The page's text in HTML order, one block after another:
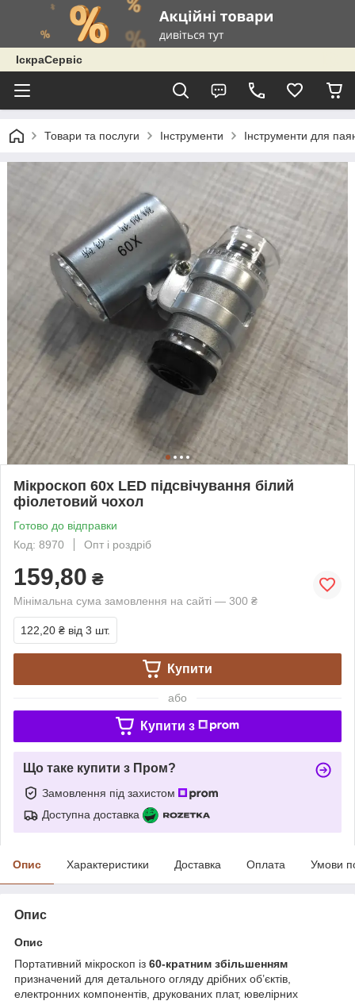
ІскраСервіс
Товари та послуги Інструменти Інструменти для
Мікроскоп 60х LED підсвічування білий
фіолетовий чохол
Готово до відправки
Код: 8970
Опт і роздріб
159,80 ₴
Мінімальна сума замовлення на сайті — 300 ₴
122,20 ₴ від 3 шт.
Купити
або
Купити з
Що таке купити з Пром?
Замовлення під захистом
Доступна доставка
Опис Характеристики Доставка Оплата Умови
Опис
Опис
Портативний мікроскоп із 60-кратним збільшенням
призначений для детального огляду дрібних об’єктів,
електронних компонентів, друкованих плат, ювелірних